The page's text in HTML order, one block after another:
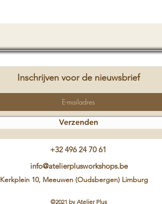
Inschrijven voor de nieuwsbrief
Verzenden
+32 496 24 70 61
info@atelierplusworkshops.be
Kerkplein 10, Meeuwen (Oudsbergen) Limburg
©2021 by Atelier Plus